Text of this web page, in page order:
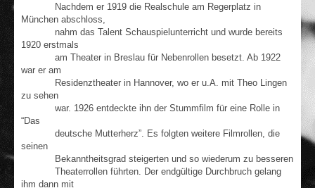
Nachdem er 1919 die Realschule am Regerplatz in
München abschloss,
nahm das Talent Schauspielunterricht und wurde bereits
1920 erstmals
am Theater in Breslau für Nebenrollen besetzt. Ab 1922
war er am
Residenztheater in Hannover, wo er u.A. mit Theo Lingen
zu sehen
war. 1926 entdeckte ihn der Stummfilm für eine Rolle in
“Das
deutsche Mutterherz”. Es folgten weitere Filmrollen, die
seinen
Bekanntheitsgrad steigerten und so wiederum zu besseren
Theaterrollen führten. Der endgültige Durchbruch gelang
ihm dann mit